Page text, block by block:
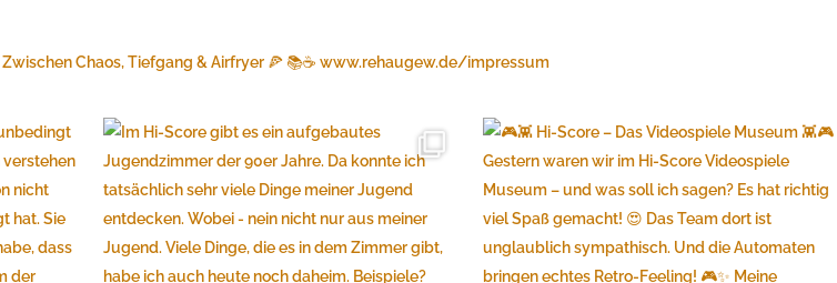
Zwischen Chaos, Tiefgang & Airfryer 🍕 📚☕️ www.rehaugew.de/impressum